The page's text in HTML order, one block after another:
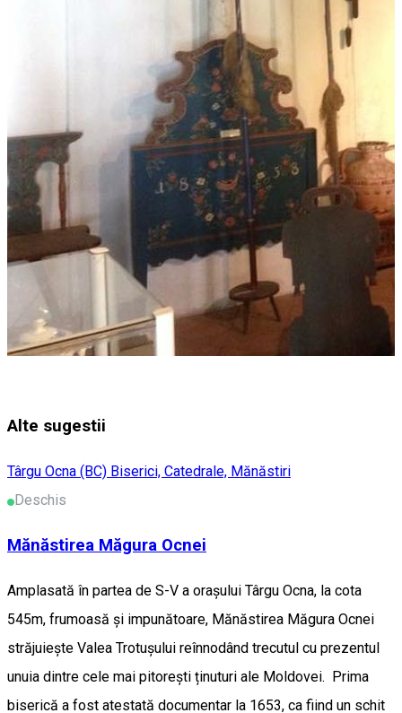
Alte sugestii
Târgu Ocna (BC) Biserici, Catedrale, Mănăstiri
Deschis
Mănăstirea Măgura Ocnei
Amplasată în partea de S-V a orașului Târgu Ocna, la cota
545m, frumoasă și impunătoare, Mănăstirea Măgura Ocnei
străjuiește Valea Trotușului reînnodând trecutul cu prezentul
unuia dintre cele mai pitorești ținuturi ale Moldovei. Prima
biserică a fost atestată documentar la 1653, ca fiind un schit